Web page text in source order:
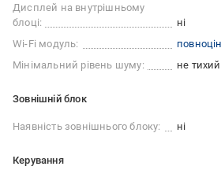
Дисплей на внутрішньому
блоці:
ні
Wi-Fi модуль:
Мінімальний рівень шуму:
не
Зовнішній блок
Наявність зовнішнього блоку: ні
Керування